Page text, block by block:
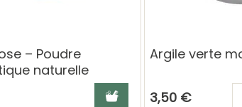
– Poudre
naturelle
Ajouter au panier
Argile verte
3,50 €